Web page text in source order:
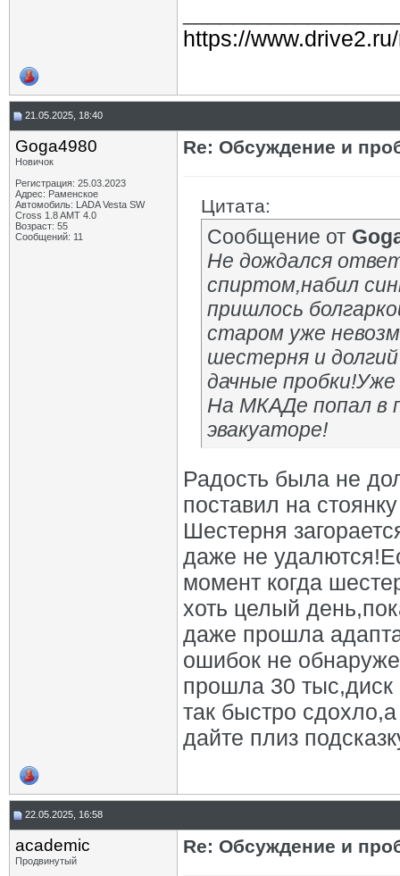
https://
21.05.2025, 18:40
Goga4980
Новичок
Регистрация: 25.03.2023
Адрес: Раменское
Автомобиль: LADA Vesta SW
Cross 1.8 AMT 4.0
Возраст: 55
Сообщений: 11
Re: Обсуждение и
Цитата:
Сообщение от
Не дождался
спиртом,набил
пришлось
старом уже
шестерня и
дачные
На МКАДе попал в
эвакуаторе!
Радость была не
поставил на
Шестерня
даже не
момент когда
хоть целый
даже прошла
ошибок не
прошла 30 тыс,диск
так быстро
дайте плиз
22.05.2025, 16:58
academic
Продвинутый
Re: Обсуждение и